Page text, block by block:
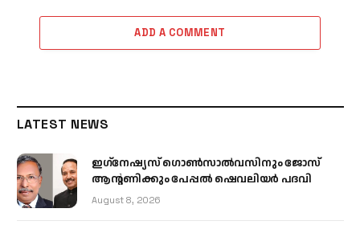
ADD A COMMENT
LATEST NEWS
ഇഗ്‌നേഷ്യസ് ഗൊൺസാൽവസിനും ജോസ്
ആന്റണിക്കും പേപ്പൽ ഷെവലിയർ പദവി
August 8, 2026